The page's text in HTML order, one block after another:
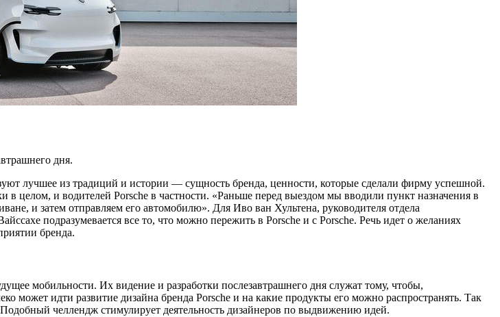
дня.
лучшее из традиций и истории — сущность бренда, ценности, которые сделали фирму успешной.
целом, и водителей Porsche в частности. «Раньше перед выездом мы вводили пункт назначения в
и затем отправляем его автомобилю». Для Иво ван Хультена, руководителя отдела
подразумевается все то, что можно пережить в Porsche и с Porsche. Речь идет о желаниях
бренда.
мобильности. Их видение и разработки послезавтрашнего дня служат тому, чтобы,
может идти развитие дизайна бренда Porsche и на какие продукты его можно распространять. Так
челлендж стимулирует деятельность дизайнеров по выдвижению идей.